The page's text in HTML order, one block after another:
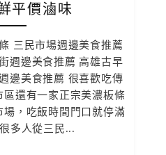
平價滷味
三民市場週邊美食推薦
週邊美食推薦 高雄古早
邊美食推薦 很喜歡吃傳
區還有一家正宗美濃板條
場，吃飯時間門口就停滿
多人從三民...